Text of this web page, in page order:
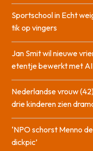
Sportschool in Echt
tik op vingers
Jan Smit wil nieuwe
etentje bewerkt met AI
Nederlandse vrouw
drie kinderen zien
‘NPO schorst Menno
dickpic’